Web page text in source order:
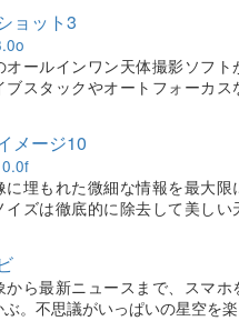
ョット3
オールインワン天体撮影ソフト
ブスタックやオートフォーカス
メージ10
に埋もれた微細な情報を最大限
イズは徹底的に除去して美しい
から最新ニュースまで、スマホ
。不思議がいっぱいの星空を